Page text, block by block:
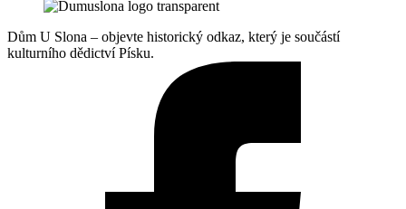
Dům U Slona – objevte historický odkaz, který je součástí
kulturního dědictví Písku.